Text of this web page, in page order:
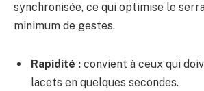
synchronisée, ce qui optimise le
minimum de gestes.
Rapidité : convient à ceux qui
lacets en quelques secondes.